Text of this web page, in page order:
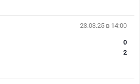
23.03.25 в 14:00
0
2